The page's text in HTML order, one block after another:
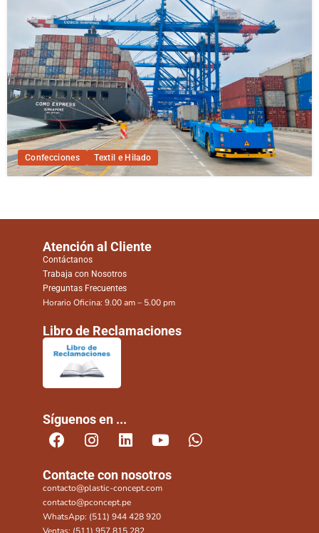
Confecciones Textil e Hilado
Atención al Cliente
Contáctanos
Trabaja con Nosotros
Preguntas Frecuentes
Horario Oficina: 9.00 am – 5.00 pm
Libro de Reclamaciones
Síguenos en ...
Contacte con nosotros
contacto@plastic-concept.com
contacto@pconcept.pe
WhatsApp: (511) 944 428 920